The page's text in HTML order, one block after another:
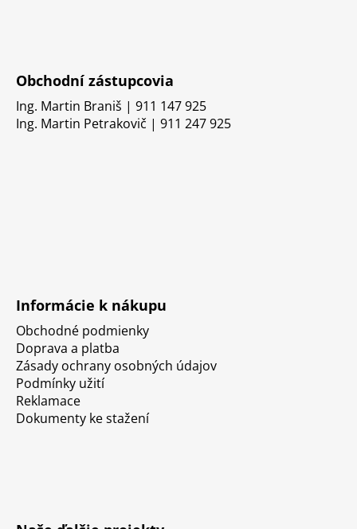
Obchodní zástupcovia
Ing. Martin Braniš | 911 147 925
Ing. Martin Petrakovič | 911 247 925
Informácie k nákupu
Obchodné podmienky
Doprava a platba
Zásady ochrany osobných údajov
Podmínky užití
Reklamace
Dokumenty ke stažení